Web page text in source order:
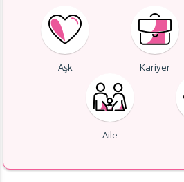
Aşk Kariyer
Aile